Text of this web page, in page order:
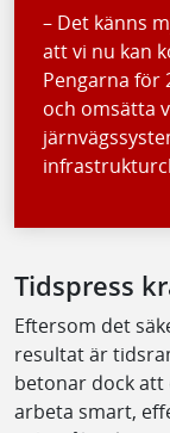
– Det känns
att vi nu kan
Pengarna för
och omsätta
Tidspress
Eftersom det
resultat är
betonar dock att
arbeta smart,